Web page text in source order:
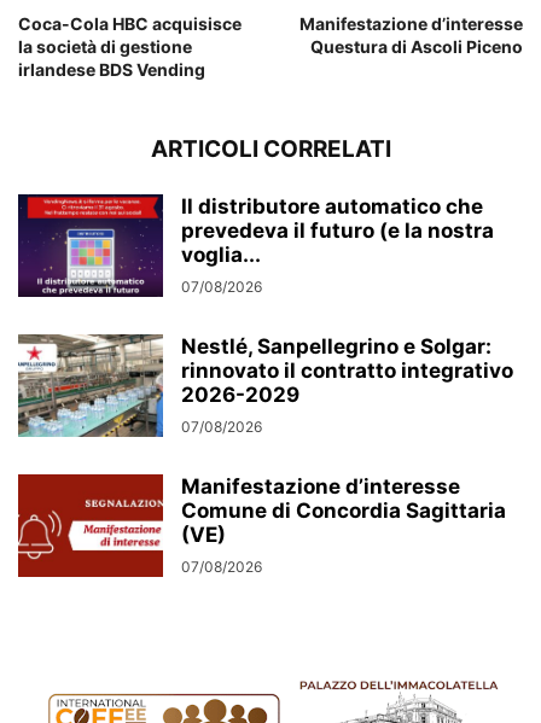
Coca-Cola HBC acquisisce
la società di gestione
irlandese BDS Vending
Manifestazione d’interesse
Questura di Ascoli Piceno
ARTICOLI CORRELATI
Il distributore automatico che
prevedeva il futuro (e la nostra
voglia...
07/08/2026
Nestlé, Sanpellegrino e Solgar:
rinnovato il contratto integrativo
2026-2029
07/08/2026
Manifestazione d’interesse
Comune di Concordia Sagittaria
(VE)
07/08/2026